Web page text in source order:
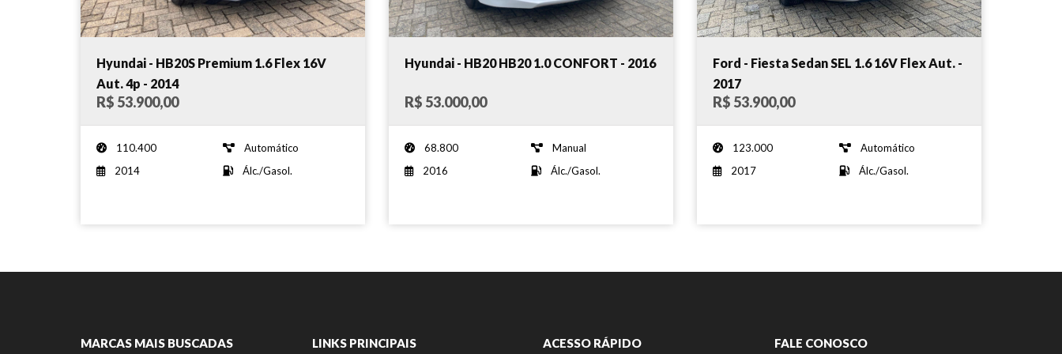
Hyundai - HB20S Premium 1.6 Flex 16V
Aut. 4p - 2014
R$ 53.900,00
110.400
Automático
2014
Álc./Gasol.
Hyundai - HB20 HB20 1.0 CONFORT - 2016
R$ 53.000,00
68.800
Manual
2016
Álc./Gasol.
Ford - Fiesta Sedan SEL 1.6 16V Flex Aut. -
2017
R$ 53.900,00
123.000
Automático
2017
Álc./Gasol.
MARCAS MAIS BUSCADAS LINKS PRINCIPAIS ACESSO RÁPIDO FALE CONOSCO